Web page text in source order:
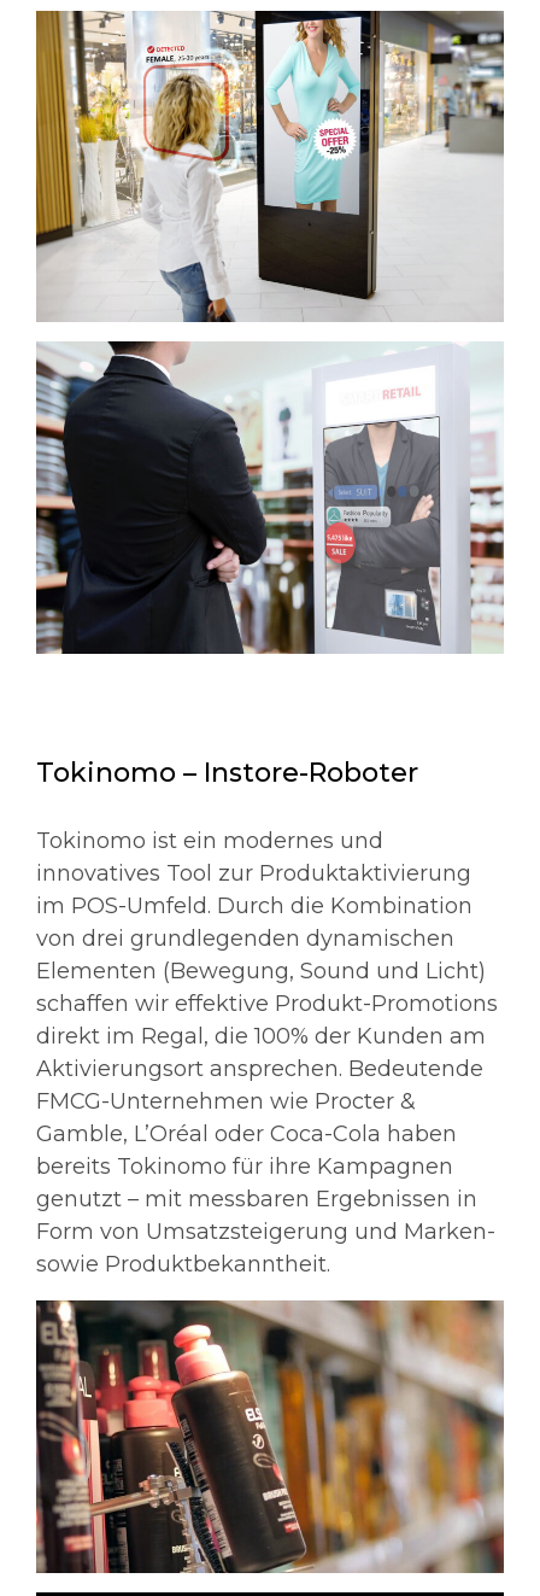
Tokinomo – Instore-Roboter
Tokinomo ist ein modernes und
innovatives Tool zur Produktaktivierung
im POS-Umfeld. Durch die Kombination
von drei grundlegenden dynamischen
Elementen (Bewegung, Sound und Licht)
schaffen wir effektive Produkt-Promotions
direkt im Regal, die 100% der Kunden am
Aktivierungsort ansprechen. Bedeutende
FMCG-Unternehmen wie Procter &
Gamble, L’Oréal oder Coca-Cola haben
bereits Tokinomo für ihre Kampagnen
genutzt – mit messbaren Ergebnissen in
Form von Umsatzsteigerung und Marken-
sowie Produktbekanntheit.